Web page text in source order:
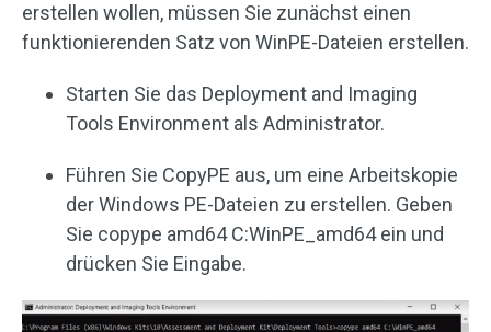
erstellen wollen, müssen Sie zunächst einen
funktionierenden Satz von WinPE-Dateien erstellen.
Starten Sie das Deployment and Imaging
Tools Environment als Administrator.
Führen Sie CopyPE aus, um eine Arbeitskopie
der Windows PE-Dateien zu erstellen. Geben
Sie copype amd64 C:WinPE_amd64 ein und
drücken Sie Eingabe.